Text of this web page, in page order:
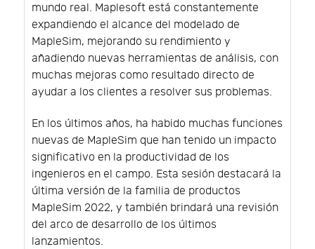
mundo real. Maplesoft está constantemente
expandiendo el alcance del modelado de
MapleSim, mejorando su rendimiento y
añadiendo nuevas herramientas de análisis, con
muchas mejoras como resultado directo de
ayudar a los clientes a resolver sus problemas.
En los últimos años, ha habido muchas funciones
nuevas de MapleSim que han tenido un impacto
significativo en la productividad de los
ingenieros en el campo. Esta sesión destacará la
última versión de la familia de productos
MapleSim 2022, y también brindará una revisión
del arco de desarrollo de los últimos
lanzamientos.